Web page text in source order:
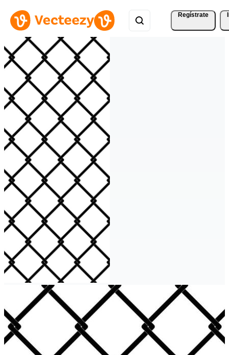
Regístrate